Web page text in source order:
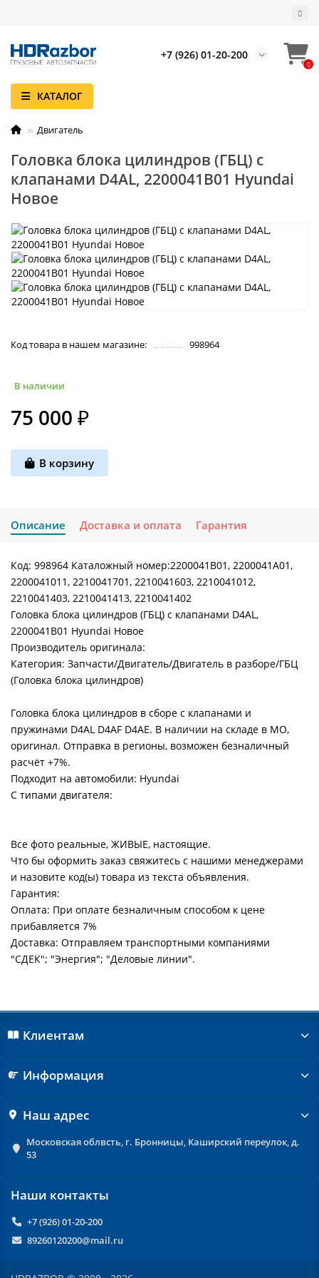
+7 (926) 01-20-200
0
КАТАЛОГ
Двигатель
Головка блока цилиндров (ГБЦ) с
клапанами D4AL, 2200041B01 Hyundai
Новое
Код товара в нашем магазине: 998964
В наличии
75 000 ₽
В корзину
Описание Доставка и оплата Гарантия
Код: 998964 Каталожный номер:2200041B01, 2200041A01,
2200041011, 2210041701, 2210041603, 2210041012,
2210041403, 2210041413, 2210041402
Головка блока цилиндров (ГБЦ) с клапанами D4AL,
2200041B01 Hyundai Новое
Производитель оригинала:
Категория: Запчасти/Двигатель/Двигатель в разборе/ГБЦ
(Головка блока цилиндров)
Головка блока цилиндров в сборе с клапанами и
пружинами D4AL D4AF D4AE. В наличии на складе в МО,
оригинал. Отправка в регионы, возможен безналичный
расчёт +7%.
Подходит на автомобили: Hyundai
С типами двигателя:
Все фото реальные, ЖИВЫЕ, настоящие.
Что бы оформить заказ свяжитесь с нашими менеджерами
и назовите код(ы) товара из текста объявления.
Гарантия:
Оплата: При оплате безналичным способом к цене
прибавляется 7%
Доставка: Отправляем транспортными компаниями
"СДЕК"; "Энергия"; "Деловые линии".
Клиентам
Информация
Наш адрес
Московская облвсть, г. Бронницы, Каширский переулок, д.
53
Наши контакты
+7 (926) 01-20-200
89260120200@mail.ru